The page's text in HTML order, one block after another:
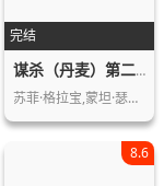
完结
谋杀（丹麦）第二季
苏菲·格拉宝,蒙坦·瑟贝尔,Anne,Ma…
8.6